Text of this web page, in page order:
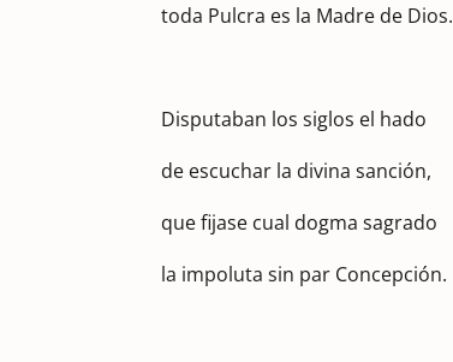
toda Pulcra es la Madre de Dios.
Disputaban los siglos el hado
de escuchar la divina sanción,
que fijase cual dogma sagrado
la impoluta sin par Concepción.